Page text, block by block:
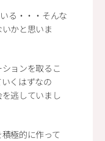
る・・・そんな
かと思いま
ョンを取るこ
くはずなの
逃していまし
極的に作って